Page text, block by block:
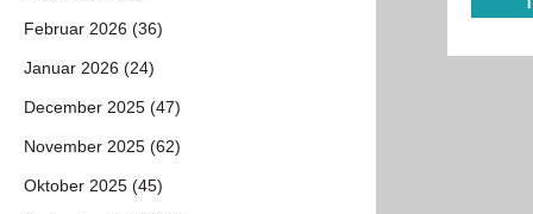
Februar 2026 (36)
Januar 2026 (24)
December 2025 (47)
November 2025 (62)
Oktober 2025 (45)